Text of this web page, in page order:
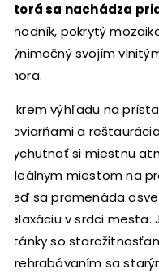
ktorá sa nachádza
chodník, pokrytý
výnimočný svojím
mora.
Okrem výhľadu na
kaviarňami a
vychutnať si miestnu
ideálnym miestom na
keď sa promenáda
relaxáciu v srdci
stánky so
prehrabávaním sa